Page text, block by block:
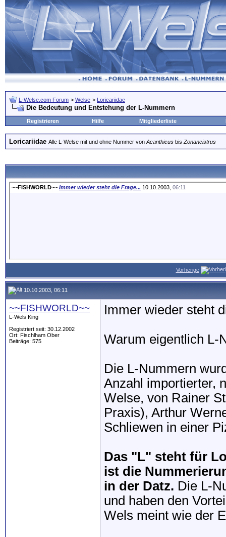
L-Welse.com Forum > Welse > Loricariidae
Die Bedeutung und Entstehung der L-Nummern
Registrieren Hilfe Mitgliederliste
Loricariidae Alle L-Welse mit und ohne Nummer von Acanthicus bis Zonancistrus
~~FISHWORLD~~ Immer wieder steht die Frage... 10.10.2003, 06:11
Vorherige
10.10.2003, 06:11
~~FISHWORLD~~
L-Wels King
Registriert seit: 30.12.2002
Ort: Fischlham Ober
Beiträge: 575
Immer wieder steht
Warum eigentlich L-
Die L-Nummern
Anzahl importierter,
Welse, von Rainer
Praxis), Arthur
Schliewen in einer
Das "L" steht für
ist die
in der Datz. Die L-
und haben den
Wels meint wie der